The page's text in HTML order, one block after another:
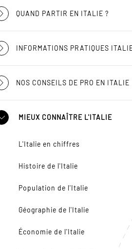
QUAND PARTIR EN ITALIE ?
INFORMATIONS PRATIQUES
NOS CONSEILS DE PRO EN ITALIE
MIEUX CONNAÎTRE L'ITALIE
L'Italie en chiffres
Histoire de l'Italie
Population de l'Italie
Géographie de l'Italie
Économie de l'Italie